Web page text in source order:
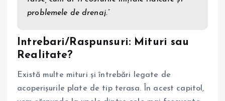
problemele de drenaj.”
Intrebari/Raspunsuri: Mituri sau
Realitate?
Există multe mituri și întrebări legate de
acoperișurile plate de tip terasa. În acest capitol,